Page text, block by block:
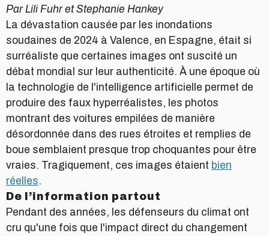
Par Lili Fuhr et Stephanie Hankey
La dévastation causée par les inondations
soudaines de 2024 à Valence, en Espagne, était si
surréaliste que certaines images ont suscité un
débat mondial sur leur authenticité. À une époque où
la technologie de l'intelligence artificielle permet de
produire des faux hyperréalistes, les photos
montrant des voitures empilées de manière
désordonnée dans des rues étroites et remplies de
boue semblaient presque trop choquantes pour être
vraies. Tragiquement, ces images étaient bien
réelles.
De l’information partout
Pendant des années, les défenseurs du climat ont
cru qu'une fois que l'impact direct du changement